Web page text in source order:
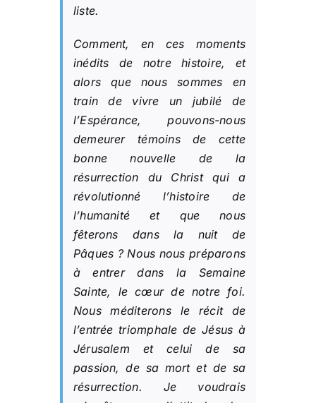
liste.
Comment, en ces moments
inédits de notre histoire, et
alors que nous sommes en
train de vivre un jubilé de
l’Espérance, pouvons-nous
demeurer témoins de cette
bonne nouvelle de la
résurrection du Christ qui a
révolutionné l’histoire de
l’humanité et que nous
fêterons dans la nuit de
Pâques ? Nous nous préparons
à entrer dans la Semaine
Sainte, le cœur de notre foi.
Nous méditerons le récit de
l’entrée triomphale de Jésus à
Jérusalem et celui de sa
passion, de sa mort et de sa
résurrection. Je voudrais